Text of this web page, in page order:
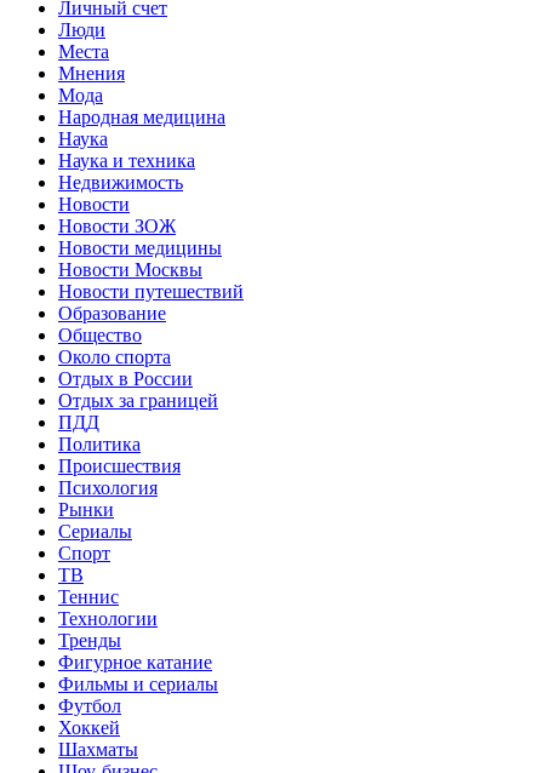
Личный счет
Люди
Места
Мнения
Мода
Народная медицина
Наука
Наука и техника
Недвижимость
Новости
Новости ЗОЖ
Новости медицины
Новости Москвы
Новости путешествий
Образование
Общество
Около спорта
Отдых в России
Отдых за границей
ПДД
Политика
Происшествия
Психология
Рынки
Сериалы
Спорт
ТВ
Теннис
Технологии
Тренды
Фигурное катание
Фильмы и сериалы
Футбол
Хоккей
Шахматы